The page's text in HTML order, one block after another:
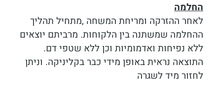
החלמה
לאחר ההזרקה ומריחת המשחה ,מתחיל תהליך
ההחלמה שמשתנה בין הלקוחות. מרביתם יוצאים
ללא נפיחות ואדמומיות וכן ללא שטפי דם.
התוצאה נראית באופן מידי כבר בקליניקה. וניתן
לחזור מיד לשגרה